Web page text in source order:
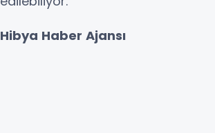
Hibya Haber Ajansı